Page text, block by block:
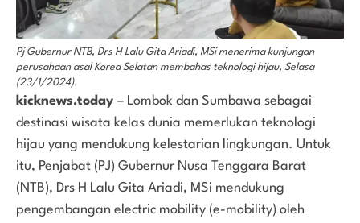
Pj Gubernur NTB, Drs H Lalu Gita Ariadi, MSi menerima kunjungan
perusahaan asal Korea Selatan membahas teknologi hijau, Selasa
(23/1/2024).
kicknews.today – Lombok dan Sumbawa sebagai
destinasi wisata kelas dunia memerlukan teknologi
hijau yang mendukung kelestarian lingkungan. Untuk
itu, Penjabat (PJ) Gubernur Nusa Tenggara Barat
(NTB), Drs H Lalu Gita Ariadi, MSi mendukung
pengembangan electric mobility (e-mobility) oleh